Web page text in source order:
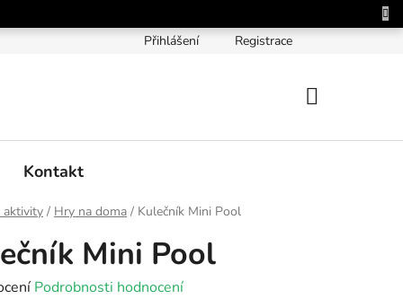
Přihlášení Registrace
Kontakt
aktivity / Hry na doma / Kulečník Mini Pool
Mini Pool
Podrobnosti hodnocení